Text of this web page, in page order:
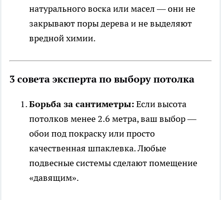
натурального воска или масел — они не
закрывают поры дерева и не выделяют
вредной химии.
3 совета эксперта по выбору потолка
Борьба за сантиметры: Если высота
потолков менее 2.6 метра, ваш выбор —
обои под покраску или просто
качественная шпаклевка. Любые
подвесные системы сделают помещение
«давящим».